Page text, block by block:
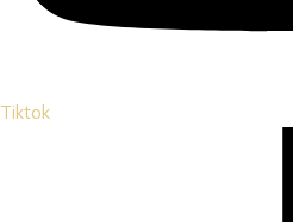
Tiktok